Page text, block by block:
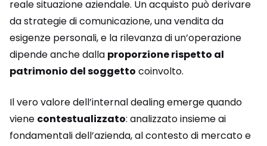
reale situazione aziendale. Un acquisto può derivare
da strategie di comunicazione, una vendita da
esigenze personali, e la rilevanza di un’operazione
dipende anche dalla proporzione rispetto al
patrimonio del soggetto coinvolto.
Il vero valore dell’internal dealing emerge quando
viene contestualizzato: analizzato insieme ai
fondamentali dell’azienda, al contesto di mercato e